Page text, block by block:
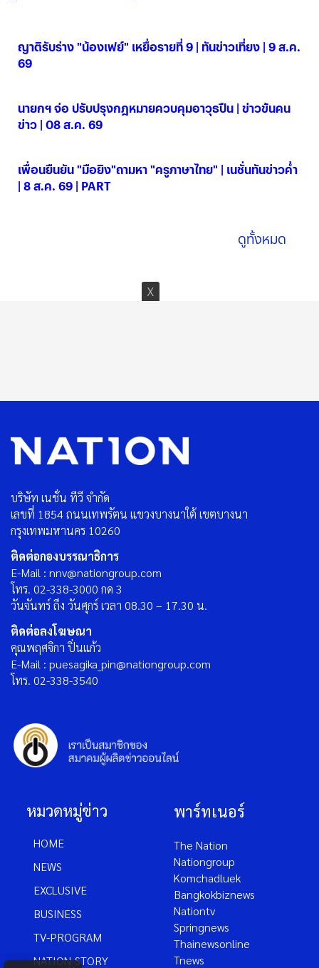
ญาติรับร่าง "น้องเฟย์" เหยื่อรายที่ 9 | ทันข่าวเที่ยง | 9 ส.ค.
69
นายกฯ จ่อ ปรับปรุงกฎหมายควบคุมอาวุธปืน | ข่าวข้นคน
ข่าว | 08 ส.ค. 69
เพื่อนยืนยัน "มือยิง"ถามหา "ครูภาษาไทย" | เนชั่นทันข่าวค่ำ
| 8 ส.ค. 69 | PART
ดูทั้งหมด
บริษัท เนชั่น ทีวี จำกัด
เลขที่ 1854 ถนนเทพรัตน แขวงบางนาใต้ เขตบางนา
กรุงเทพมหานคร 10260
ติดต่อกองบรรณาธิการ
E-Mail : nnv@nationgroup.com
โทร. 02-338-3000 กด 3
วันจันทร์ ถึง วันศุกร์ เวลา 08.30 – 17.30 น.
ติดต่อลงโฆษณา
คุณพฤศจิกา ปิ่นแก้ว
E-Mail : puesagika_pin@nationgroup.com
โทร. 02-338-3540
หมวดหมู่ข่าว
HOME
NEWS
EXCLUSIVE
BUSINESS
TV-PROGRAM
NATION-STORY
พาร์ทเนอร์
The Nation
Nationgroup
Komchadluek
Bangkokbiznews
Nationtv
Springnews
Thainewsonline
Tnews